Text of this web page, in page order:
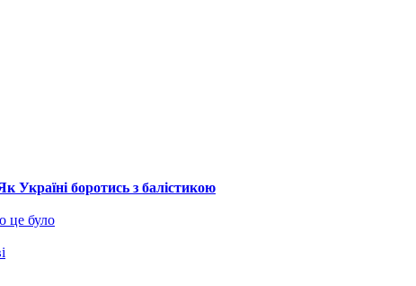
Україні боротись з балістикою
це було